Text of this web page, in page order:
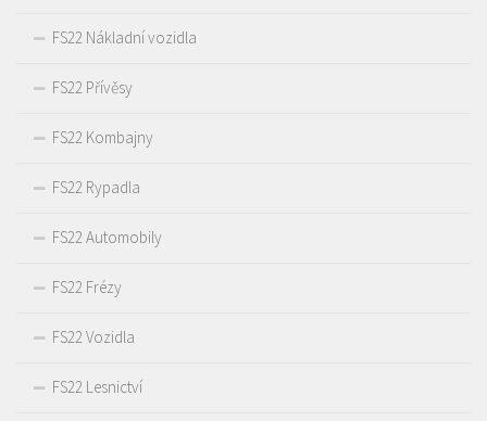
FS22 Nákladní vozidla
FS22 Přívěsy
FS22 Kombajny
FS22 Rypadla
FS22 Automobily
FS22 Frézy
FS22 Vozidla
FS22 Lesnictví